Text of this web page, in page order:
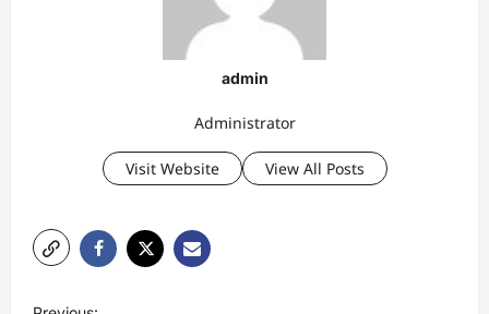
admin
Administrator
Visit Website View All Posts